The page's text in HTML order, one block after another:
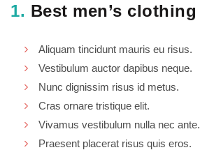
1. Best men’s clothing
Aliquam tincidunt mauris eu risus.
Vestibulum auctor dapibus neque.
Nunc dignissim risus id metus.
Cras ornare tristique elit.
Vivamus vestibulum nulla nec ante.
Praesent placerat risus quis eros.